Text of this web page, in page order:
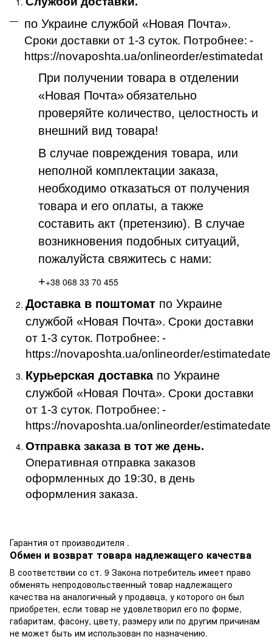
по Украине службой «Новая Почта».
Сроки доставки от 1-3 суток. Потробнее: -
https://novaposhta.ua/onlineorder/estimatedate
При получении товара в отделении
«Новая Почта»обязательно
проверяйте количество, целостность и
внешний вид товара!
В случае повреждения товара, или
неполной комплектации заказа,
необходимо отказаться от получения
товара и его оплаты, а также
составить акт (претензию). В случае
возникновения подобных ситуаций,
пожалуйста свяжитесь с нами:
++38 068 33 70 455
Доставка в поштомат по Украине
службой «Новая Почта». Сроки доставки
от 1-3 суток. Потробнее: -
https://novaposhta.ua/onlineorder/estimatedate
Курьерская доставка по Украине
службой «Новая Почта». Сроки доставки
от 1-3 суток. Потробнее: -
https://novaposhta.ua/onlineorder/estimatedate
Отправка заказа в тот же день.
Оперативная отправка заказов
оформленных до 19:30, в день
оформления заказа.
Гарантия от производителя .
Обмен и возврат товара надлежащего качества
В соответствии со ст. 9 Закона потребитель имеет право
обменять непродовольственный товар надлежащего
качества на аналогичный у продавца, у которого он был
приобретен, если товар не удовлетворил его по форме,
габаритам, фасону, цвету, размеру или по другим причинам
не может быть им использован по назначению.